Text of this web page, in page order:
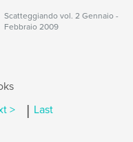
Scatteggiando vol. 2 Gennaio -
Febbraio 2009
> | Last